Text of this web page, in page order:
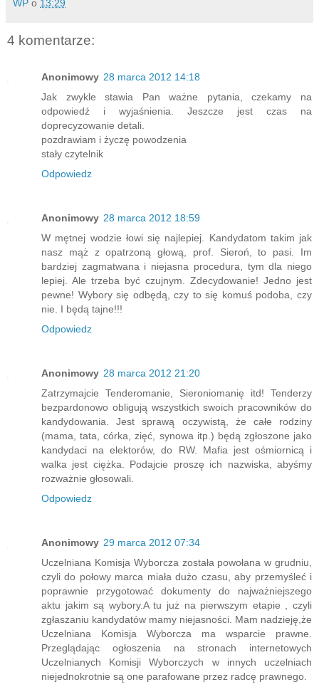
WP o 13:29
4 komentarze:
Anonimowy 28 marca 2012 14:18
Jak zwykle stawia Pan ważne pytania, czekamy na
odpowiedź i wyjaśnienia. Jeszcze jest czas na
doprecyzowanie detali.
pozdrawiam i życzę powodzenia
stały czytelnik
Odpowiedz
Anonimowy 28 marca 2012 18:59
W mętnej wodzie łowi się najlepiej. Kandydatom takim jak
nasz mąż z opatrzoną głową, prof. Sieroń, to pasi. Im
bardziej zagmatwana i niejasna procedura, tym dla niego
lepiej. Ale trzeba być czujnym. Zdecydowanie! Jedno jest
pewne! Wybory się odbędą, czy to się komuś podoba, czy
nie. I będą tajne!!!
Odpowiedz
Anonimowy 28 marca 2012 21:20
Zatrzymajcie Tenderomanie, Sieroniomanię itd! Tenderzy
bezpardonowo obligują wszystkich swoich pracowników do
kandydowania. Jest sprawą oczywistą, że całe rodziny
(mama, tata, córka, zięć, synowa itp.) będą zgłoszone jako
kandydaci na elektorów, do RW. Mafia jest ośmiornicą i
walka jest ciężka. Podajcie proszę ich nazwiska, abyśmy
rozważnie głosowali.
Odpowiedz
Anonimowy 29 marca 2012 07:34
Uczelniana Komisja Wyborcza została powołana w grudniu,
czyli do połowy marca miała dużo czasu, aby przemyśleć i
poprawnie przygotować dokumenty do najważniejszego
aktu jakim są wybory.A tu już na pierwszym etapie , czyli
zgłaszaniu kandydatów mamy niejasności. Mam nadzieję,że
Uczelniana Komisja Wyborcza ma wsparcie prawne.
Przeglądając ogłoszenia na stronach internetowych
Uczelnianych Komisji Wyborczych w innych uczelniach
niejednokrotnie są one parafowane przez radcę prawnego.